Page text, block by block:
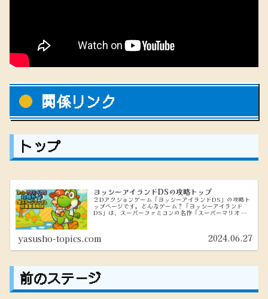
関係リンク
トップ
ヨッシーアイランドDSの攻略トップ
２Dアクションゲーム「ヨッシーアイランドDS」の攻略ト
ップページです。どんなゲーム？「ヨッシーアイランド
DS」は、スーパーファミコンの名作「スーパーマリオ ヨ
ッシーアイランド」の続編になります。プレイヤーはヨッ
yasusho-topics.com 2024.06.27
前のステージ